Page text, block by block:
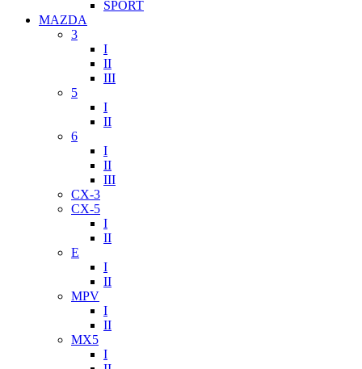
SPORT
MAZDA
3
I
II
III
5
I
II
6
I
II
III
CX-3
CX-5
I
II
E
I
II
MPV
I
II
MX5
I